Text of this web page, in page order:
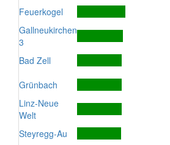
Feuerkogel
Gallneukirchen
3
Bad Zell
Grünbach
Linz-Neue
Welt
Steyregg-Au